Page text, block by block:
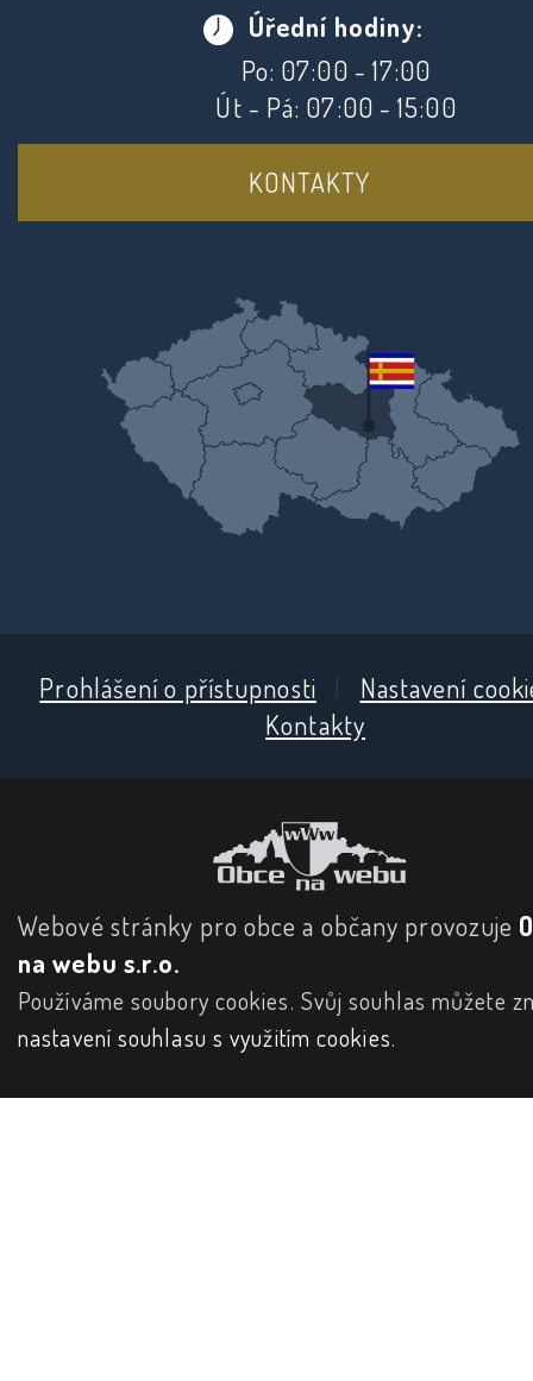
Úřední hodiny:
Po: 07:00 - 17:00
Út - Pá: 07:00 - 15:00
KONTAKTY
Prohlášení o přístupnosti | Nastavení
Kontakty
Webové stránky pro obce a občany provozuje
na webu s.r.o.
Používáme soubory cookies. Svůj souhlas můžete
nastavení souhlasu s využitím cookies.